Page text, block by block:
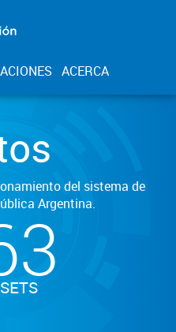
ACERCA
del sistema de
Argentina.